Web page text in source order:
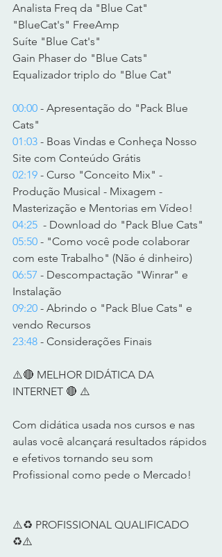
Analista Freq da "Blue Cat"
"BlueCat's" FreeAmp
Suíte "Blue Cat's"
Gain Phaser do "Blue Cats"
Equalizador triplo do "Blue Cat"
00:00 - Apresentação do "Pack Blue
Cats"
01:03 - Boas Vindas e Conheça Nosso
Site com Conteúdo Grátis
02:19 - Curso "Conceito Mix" -
Produção Musical - Mixagem -
Masterização e Mentorias em Vídeo!
04:25
  - Download do "Pack Blue Cats"
05:50 - "Como você pode colaborar
com este Trabalho" (Não é dinheiro)
06:57 - Descompactação "Winrar" e
Instalação
09:20 - Abrindo o "Pack Blue Cats" e
vendo Recursos
23:48 - Considerações Finais
⚠️🔴 MELHOR DIDÁTICA DA
INTERNET 🔴 ⚠️
Com didática usada nos cursos e nas
aulas você alcançará resultados rápidos
e efetivos tornando seu som
Profissional como pede o Mercado!
⚠️♻️ PROFISSIONAL QUALIFICADO
♻️⚠️